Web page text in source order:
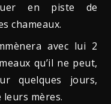
en piste de
chameaux.
avec lui 2
qu’il ne peut,
quelques jours,
leurs mères.